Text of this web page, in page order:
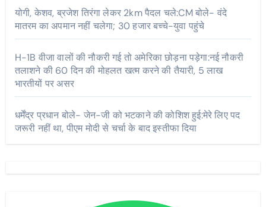
योगी, केशव, ब्रजेश तिरंगा लेकर 2km पैदल चले:CM बोले- वंदे
मातरम का अपमान नहीं चलेगा; 30 हजार बच्चे-युवा पहुंचे
H-1B वीजा वालों की नौकरी गई तो अमेरिका छोड़ना पड़ेगा:नई नौकरी
तलाशने की 60 दिन की मोहलत खत्म करने की तैयारी, 5 लाख
भारतीयों पर असर
धर्मेंद्र प्रधान बोले- जेन-जी को भटकाने की कोशिश हुई:मेरे लिए पद
जरूरी नहीं था, पीएम मोदी से चर्चा के बाद इस्तीफा दिया